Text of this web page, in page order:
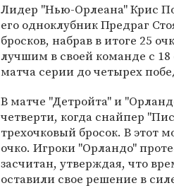
Лидер "Нью-Орлеана" Крис
его одноклубник Предраг
бросков, набрав в итоге 25
лучшим в своей команде с
матча серии до четырех
В матче "Детройта" и
четверти, когда снайпер
трехочковый бросок. В этот
очко. Игроки "Орландо"
засчитан, утверждая, что
оставили свое решение в